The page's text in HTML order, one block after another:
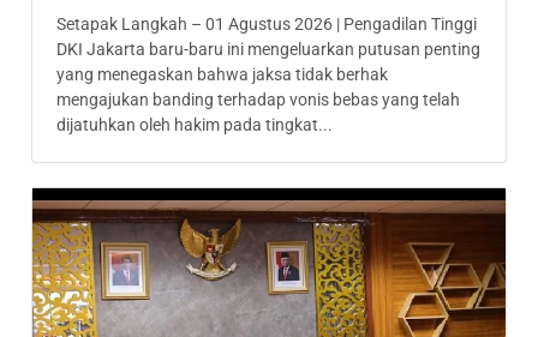
Setapak Langkah – 01 Agustus 2026 | Pengadilan Tinggi
DKI Jakarta baru-baru ini mengeluarkan putusan penting
yang menegaskan bahwa jaksa tidak berhak
mengajukan banding terhadap vonis bebas yang telah
dijatuhkan oleh hakim pada tingkat...